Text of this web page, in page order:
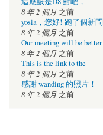
8 年 2 個月 之前
yosia，您好! 跑了個新
8 年 2 個月 之前
Our meeting will be better
8 年 2 個月 之前
This is the link to the
8 年 2 個月 之前
感謝 wanding 的照片！
8 年 2 個月 之前